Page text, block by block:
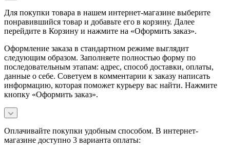
Для покупки товара в нашем интернет-магазине выберите
понравившийся товар и добавьте его в корзину. Далее
перейдите в Корзину и нажмите на «Оформить заказ».
Оформление заказа в стандартном режиме выглядит
следующим образом. Заполняете полностью форму по
последовательным этапам: адрес, способ доставки, оплаты,
данные о себе. Советуем в комментарии к заказу написать
информацию, которая поможет курьеру вас найти. Нажмите
кнопку «Оформить заказ».
Оплачивайте покупки удобным способом. В интернет-
магазине доступно 3 варианта оплаты: